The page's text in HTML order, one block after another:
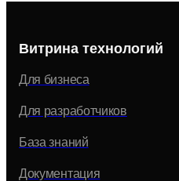
Витрина технологий
Для бизнеса
Для разработчиков
База знаний
Документация